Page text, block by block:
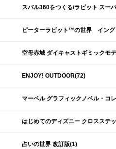
スバル360をつくる/ラビット スー
ピーターラビット™の世界 イング
空母赤城 ダイキャストギミックモ
ENJOY! OUTDOOR(72)
マーベル グラフィックノベル・コ
はじめてのディズニー クロスステ
占いの世界 改訂版(1)